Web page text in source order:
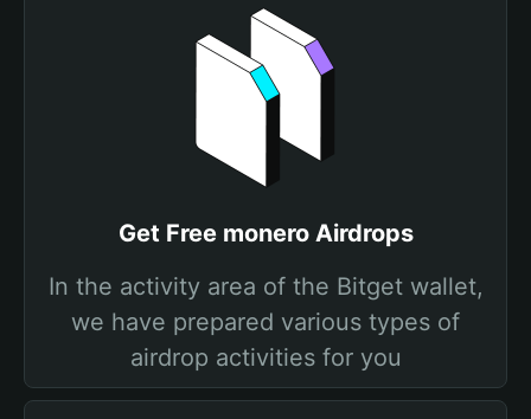
Get Free monero Airdrops
In the activity area of the Bitget wallet,
we have prepared various types of
airdrop activities for you